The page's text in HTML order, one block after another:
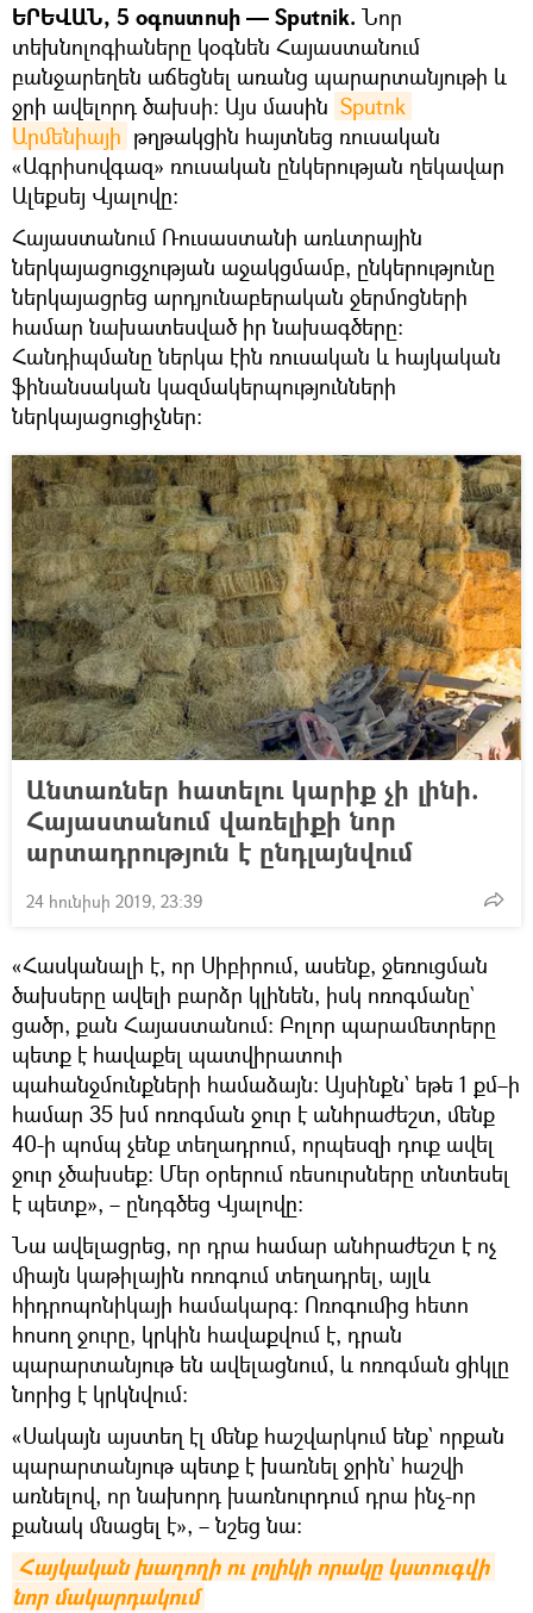
ԵՐԵՎԱՆ, 5 օգոստոսի — Sputnik. Նոր
տեխնոլոգիաները կօգնեն Հայաստանում
բանջարեղեն աճեցնել առանց պարարտանյութի և
ջրի ավելորդ ծախսի։ Այս մասին Sputnk
Արմենիայի թղթակցին հայտնեց ռուսական
«Ագրիսովգազ» ռուսական ընկերության ղեկավար
Ալեքսեյ Վյալովը։
Հայաստանում Ռուսաստանի առևտրային
ներկայացուցչության աջակցմամբ, ընկերությունը
ներկայացրեց արդյունաբերական ջերմոցների
համար նախատեսված իր նախագծերը։
Հանդիպմանը ներկա էին ռուսական և հայկական
ֆինանսական կազմակերպությունների
ներկայացուցիչներ։
Անտառներ հատելու կարիք չի լինի.
Հայաստանում վառելիքի նոր
արտադրություն է ընդլայնվում
24 հունիսի 2019, 23:39
«Հասկանալի է, որ Սիբիրում, ասենք, ջեռուցման
ծախսերը ավելի բարձր կլինեն, իսկ ոռոգմանը`
ցածր, քան Հայաստանում։ Բոլոր պարամետրերը
պետք է հավաքել պատվիրատուի
պահանջմունքների համաձայն։ Այսինքն` եթե 1 քմ–ի
համար 35 խմ ոռոգման ջուր է անհրաժեշտ, մենք
40-ի պոմպ չենք տեղադրում, որպեսզի դուք ավել
ջուր չծախսեք։ Մեր օրերում ռեսուրսները տնտեսել
է պետք», – ընդգծեց Վյալովը։
Նա ավելացրեց, որ դրա համար անհրաժեշտ է ոչ
միայն կաթիլային ոռոգում տեղադրել, այլև
հիդրոպոնիկայի համակարգ։ Ոռոգումից հետո
հոսող ջուրը, կրկին հավաքվում է, դրան
պարարտանյութ են ավելացնում, և ոռոգման ցիկլը
նորից է կրկնվում։
«Սակայն այստեղ էլ մենք հաշվարկում ենք` որքան
պարարտանյութ պետք է խառնել ջրին` հաշվի
առնելով, որ նախորդ խառնուրդում դրա ինչ-որ
քանակ մնացել է», – նշեց նա։
Հայկական խաղողի ու լոլիկի որակը կստուգվի
նոր մակարդակում